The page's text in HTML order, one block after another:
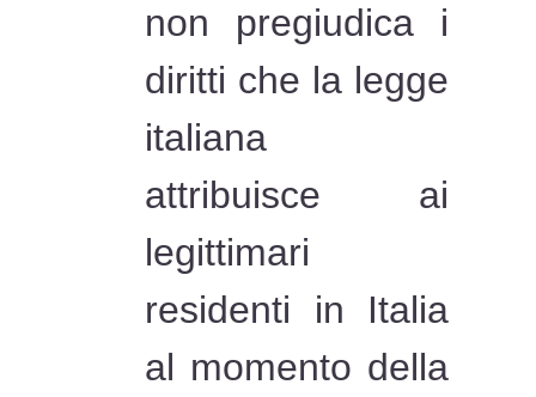
non pregiudica i
diritti che la legge
italiana
attribuisce ai
legittimari
residenti in Italia
al momento della